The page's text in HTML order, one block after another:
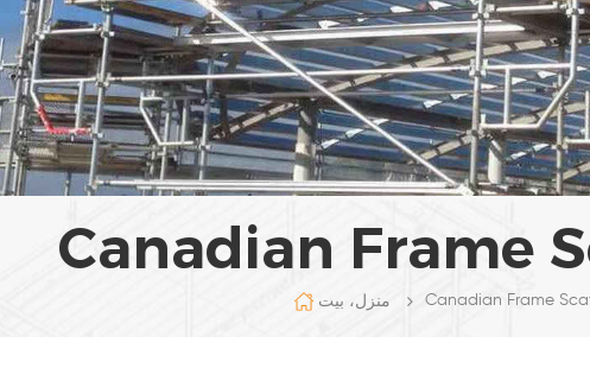
Canadian Frame
منزل، بيت Canadian Frame